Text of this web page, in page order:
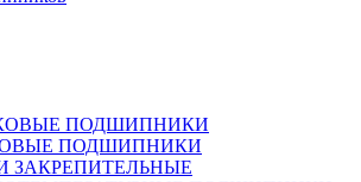
ПОДШИПНИКИ
ПОДШИПНИКИ
ЗАКРЕПИТЕЛЬНЫЕ